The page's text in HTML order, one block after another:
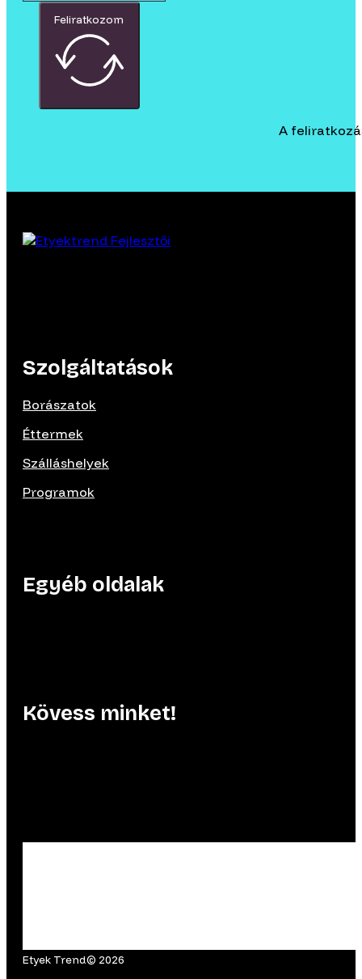
Feliratkozom
A
Szolgáltatások
Borászatok
Éttermek
Szálláshelyek
Programok
Egyéb oldalak
Kövess minket!
Etyek Trend© 2026